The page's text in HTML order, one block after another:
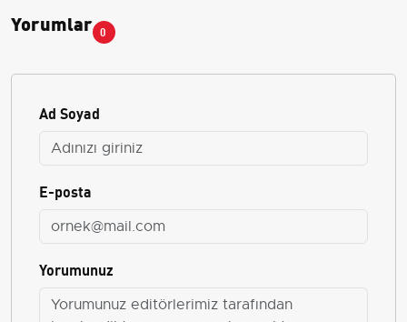
Yorumlar 0
Ad Soyad
E-posta
Yorumunuz